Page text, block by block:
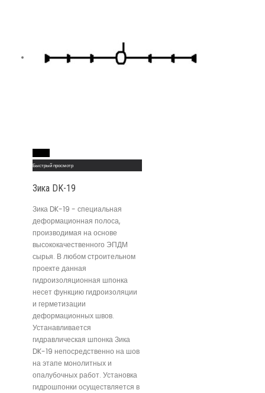
Быстрый просмотр
Зика DK-19
Зика DK-19 - специальная
деформационная полоса,
производимая на основе
высококачественного ЭПДМ
сырья. В любом строительном
проекте данная
гидроизоляционная шпонка
несет функцию гидроизоляции
и герметизации
деформационных швов.
Устанавливается
гидравлическая шпонка Зика
DK-19 непосредственно на шов
на этапе монолитных и
опалубочных работ. Установка
гидрошпонки осуществляется в